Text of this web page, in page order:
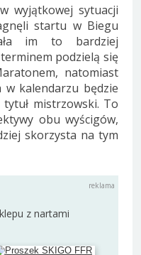
wyjątkowej sytuacji
startu w Biegu
im to bardziej
podzielą się
natomiast
kalendarzu będzie
tytuł mistrzowski. To
obu wyścigów,
skorzysta na tym
z nartami